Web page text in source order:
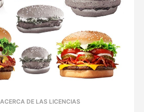
ACERCA DE LAS LICENCIAS